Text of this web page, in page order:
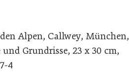
Alpen, Callwey, München,
Grundrisse, 23 x 30 cm,
4